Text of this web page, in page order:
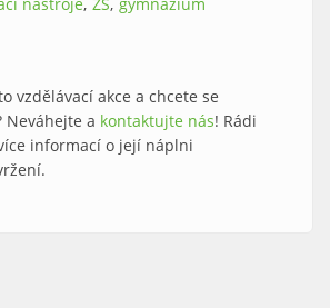
vzdělávací akce a chcete se
Neváhejte a kontaktujte nás! Rádi
informací o její náplni